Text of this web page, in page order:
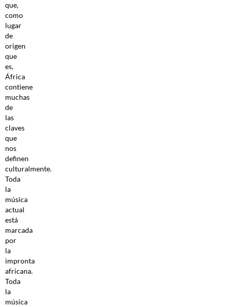
que,
como
lugar
de
origen
que
es,
África
contiene
muchas
de
las
claves
que
nos
definen
culturalmente.
Toda
la
música
actual
está
marcada
por
la
impronta
africana.
Toda
la
música